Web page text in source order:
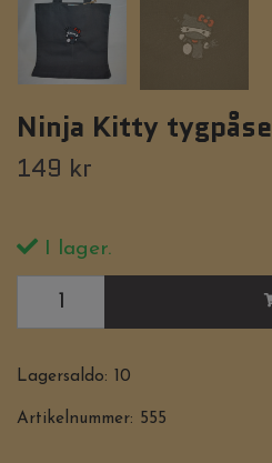
Ninja Kitty tygpåse
149 kr
I lager.
Lagersaldo: 10
Artikelnummer: 555